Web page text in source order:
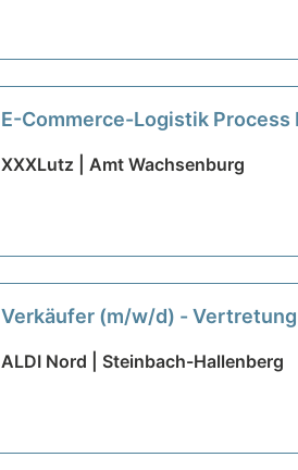
E-Commerce-Logistik Process
XXXLutz | Amt Wachsenburg
Verkäufer (m/w/d) -
ALDI Nord | Steinbach-Hallenberg